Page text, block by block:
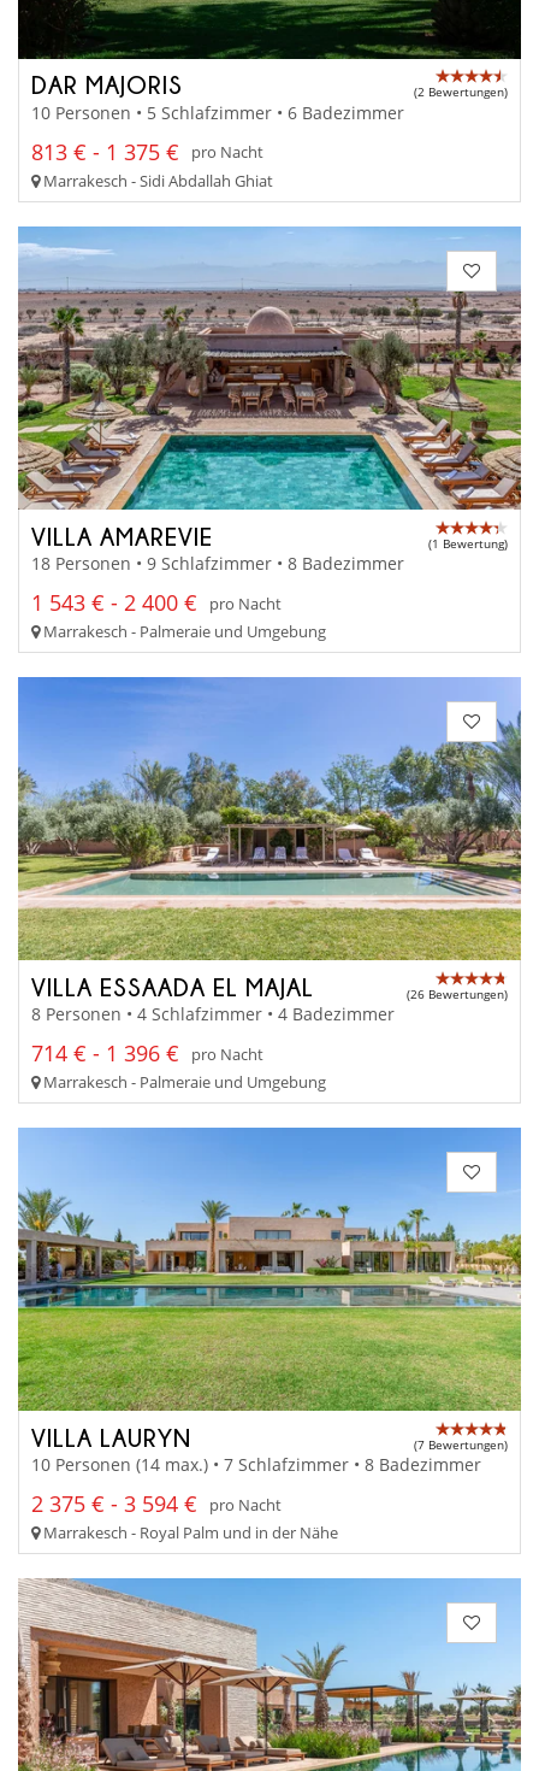
DAR MAJORIS (2 Bewertungen)
10 Personen • 5 Schlafzimmer • 6 Badezimmer
813 € - 1 375 €
pro Nacht
Marrakesch - Sidi Abdallah Ghiat
VILLA AMAREVIE (1 Bewertung)
18 Personen • 9 Schlafzimmer • 8 Badezimmer
1 543 € - 2 400 €
pro Nacht
Marrakesch - Palmeraie und Umgebung
VILLA ESSAADA EL MAJAL (26 Bewertungen)
8 Personen • 4 Schlafzimmer • 4 Badezimmer
714 € - 1 396 €
pro Nacht
Marrakesch - Palmeraie und Umgebung
VILLA LAURYN (7 Bewertungen)
10 Personen (14 max.) • 7 Schlafzimmer • 8 Badezimmer
2 375 € - 3 594 €
pro Nacht
Marrakesch - Royal Palm und in der Nähe